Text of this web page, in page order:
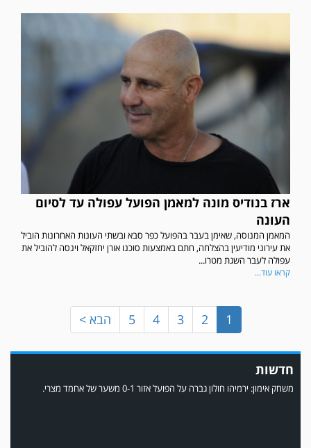
ארז בנודיס מונה למאמן הפועל עפולה עד לסיום
העונה
המאמן המנוסה, שאימן בעבר בהפועל כפר סבא ובשתי העונות האחרונות הוביל
את עירוני מודיעין בהצלחה, חתם באמצעות סוכנו אורן יחזקאל וינסה להוביל את
עפולה לעבר השגת מטרו...
קראו עוד...
1
2
3
4
5 הבא >
חדשות
במשחק אימון שהתקיים הבוקר יום ה' ניצחה קרית מלאכי את עירוני אשדוד 5-0.
משחק אימון: ירמיהו חולון גברה על הפועל אזור 0-1 משער של אחמד מצרי.